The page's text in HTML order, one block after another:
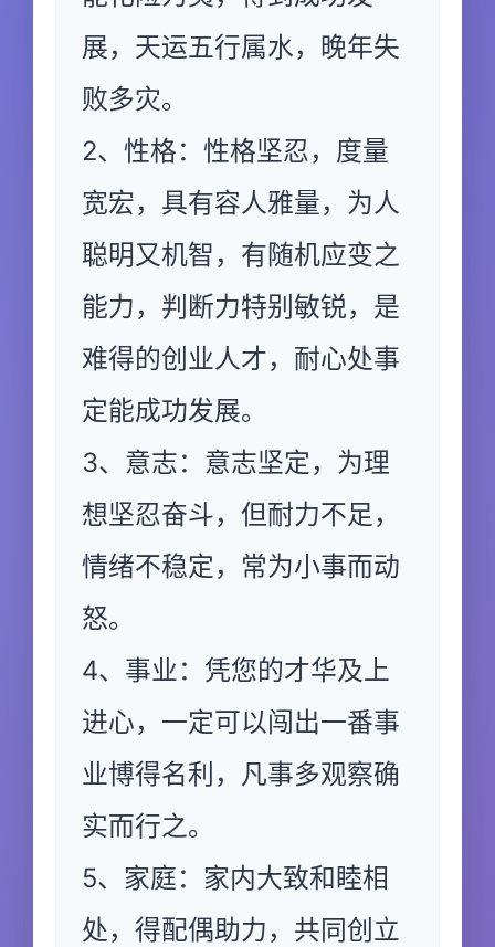
展，天运五行属水，晚年失
败多灾。
2、性格：性格坚忍，度量
宽宏，具有容人雅量，为人
聪明又机智，有随机应变之
能力，判断力特别敏锐，是
难得的创业人才，耐心处事
定能成功发展。
3、意志：意志坚定，为理
想坚忍奋斗，但耐力不足，
情绪不稳定，常为小事而动
怒。
4、事业：凭您的才华及上
进心，一定可以闯出一番事
业博得名利，凡事多观察确
实而行之。
5、家庭：家内大致和睦相
处，得配偶助力，共同创立